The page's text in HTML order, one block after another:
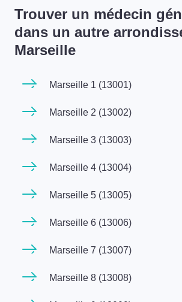
Trouver un médecin
dans un autre
Marseille
Marseille 1 (13001)
Marseille 2 (13002)
Marseille 3 (13003)
Marseille 4 (13004)
Marseille 5 (13005)
Marseille 6 (13006)
Marseille 7 (13007)
Marseille 8 (13008)